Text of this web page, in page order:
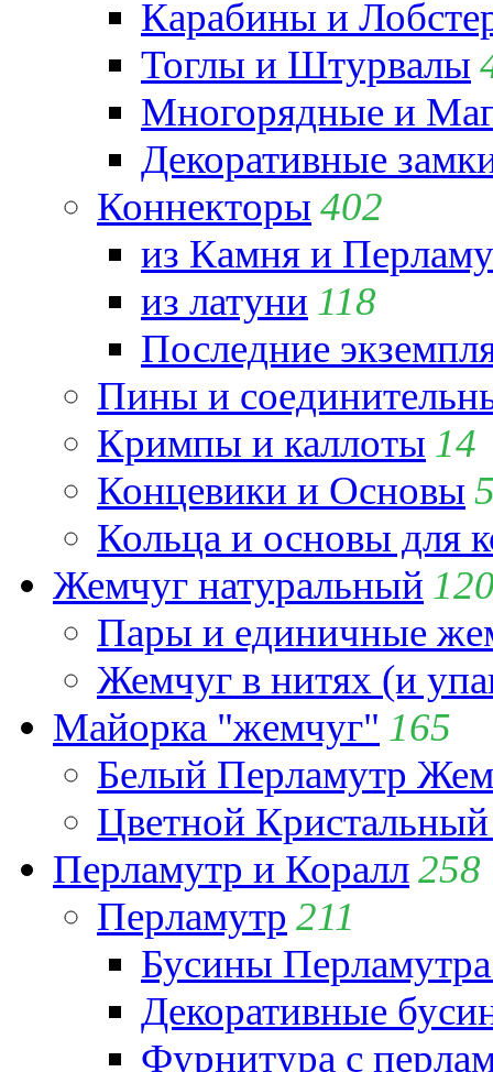
Карабины и
Тоглы и Штурвалы
Многорядные и
Декоративные
Коннекторы 402
из Камня и
из латуни 118
Последние
Пины и
Кримпы и каллоты 14
Концевики и Основы
Кольца и основы для
Жемчуг натуральный
Пары и единичные
Жемчуг в нитях (и
Майорка "жемчуг" 165
Белый Перламутр
Цветной
Перламутр и Коралл258
Перламутр 211
Бусины
Декоративные
Фурнитура с